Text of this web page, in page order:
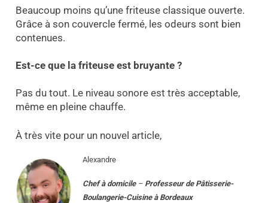
Beaucoup moins qu’une friteuse classique ouverte.
Grâce à son couvercle fermé, les odeurs sont bien
contenues.
Est-ce que la friteuse est bruyante ?
Pas du tout. Le niveau sonore est très acceptable,
même en pleine chauffe.
À très vite pour un nouvel article,
Alexandre
Chef à domicile– Professeur de Pâtisserie-
Boulangerie-Cuisine à Bordeaux